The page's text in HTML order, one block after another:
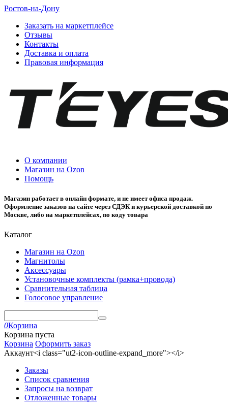
Ростов-на-Дону
Заказать на маркетплейсе
Отзывы
Контакты
Доставка и оплата
Правовая информация
О компании
Магазин на Ozon
Помощь
Магазин работает в онлайн формате, и не имеет офиса продаж.
Оформление заказов на сайте через СДЭК и курьерской доставкой по
Москве, либо на маркетплейсах, по коду товара
Каталог
Магазин на Ozon
Магнитолы
Аксессуары
Установочные комплекты (рамка+провода)
Сравнительная таблица
Голосовое управление
0Корзина
Корзина пуста
Корзина Оформить заказ
Аккаунт<i class="ut2-icon-outline-expand_more"></i>
Заказы
Список сравнения
Запросы на возврат
Отложенные товары